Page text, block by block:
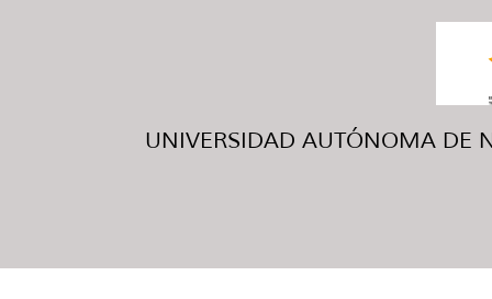
UNIVERSIDAD AUTÓNOMA DE